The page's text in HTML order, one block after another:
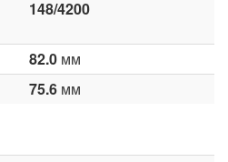
148/4200
82.0 мм
75.6 мм